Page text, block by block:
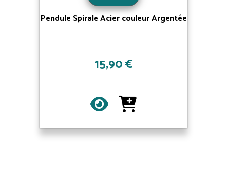
Pendule Spirale Acier couleur Argentée
15,90 €